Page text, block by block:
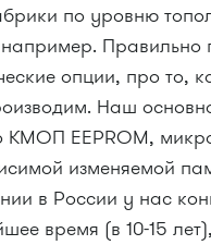
по уровню
Правильно
опции, про то,
Наш
КМОП EEPROM,
изменяемой
в России у нас
время (в 10-15